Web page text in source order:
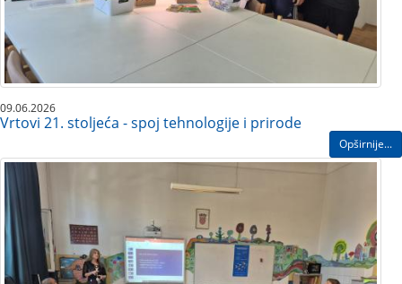
09.06.2026
Vrtovi 21. stoljeća - spoj tehnologije i prirode
Opširnije...